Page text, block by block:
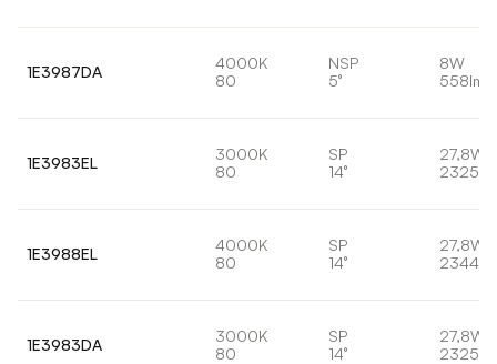
1E3987DA
4000K
80
NSP
5°
8W
558lm
1E3983EL
3000K
80
SP
14°
27,8W
2325lm
1E3988EL
4000K
80
SP
14°
27,8W
2344lm
1E3983DA
3000K
80
SP
14°
27,8W
2325lm